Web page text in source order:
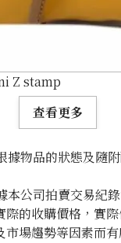
Z stamp
查看更多
物品的狀態及隨
公司拍賣交易紀
際的收購價格，實
場趨勢等因素而有